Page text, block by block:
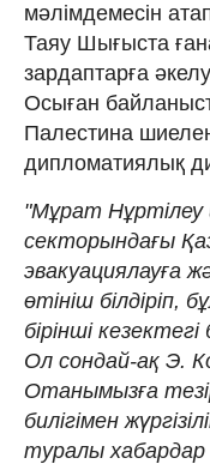
мәлімдемесін
Таяу Шығыста
зардаптарға
Осыған
Палестина
дипломатиялық
"Мұрат Нұртілеу
секторындағы
эвакуациялауға
өтініш білдіріп,
бірінші
Ол сондай-ақ Э.
Отанымызға
билігімен
туралы